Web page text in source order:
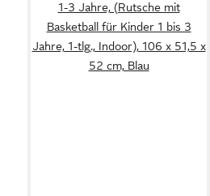
1-3 Jahre, (Rutsche mit
Basketball für Kinder 1 bis 3
Jahre, 1-tlg., Indoor), 106 x 51,5 x
52 cm, Blau